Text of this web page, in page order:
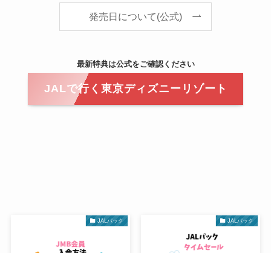
発売日について(公式)
最新特典は公式をご確認ください
JALで行く東京ディズニーリゾート
JALパック JALパック